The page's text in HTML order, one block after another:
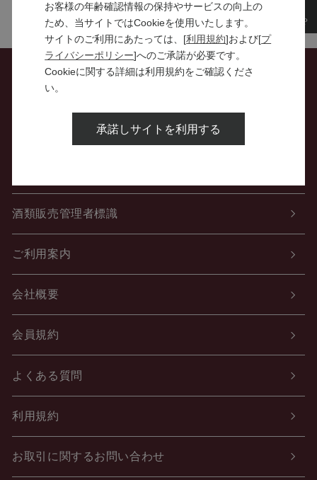
お問い合わせ
特定商取引法に関する表示
酒類販売管理者標識
ご利用案内
会社概要
会員規約
よくある質問
利用規約
お取引に関するお問い合わせ
お客様の年齢確認情報の保持やサービスの向上の
ため、当サイトではCookieを使用いたします。
サイトのご利用にあたっては、[利用規約]および[プ
ライバシーポリシー]へのご承諾が必要です。
Cookieに関する詳細は利用規約をご確認くださ
い。
承諾しサイトを利用する